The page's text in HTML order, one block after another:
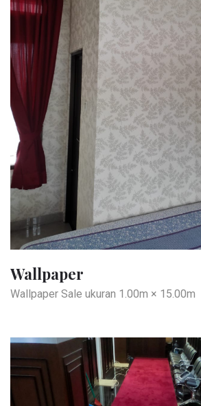
Wallpaper
Wallpaper Sale ukuran 1.00m × 15.00m